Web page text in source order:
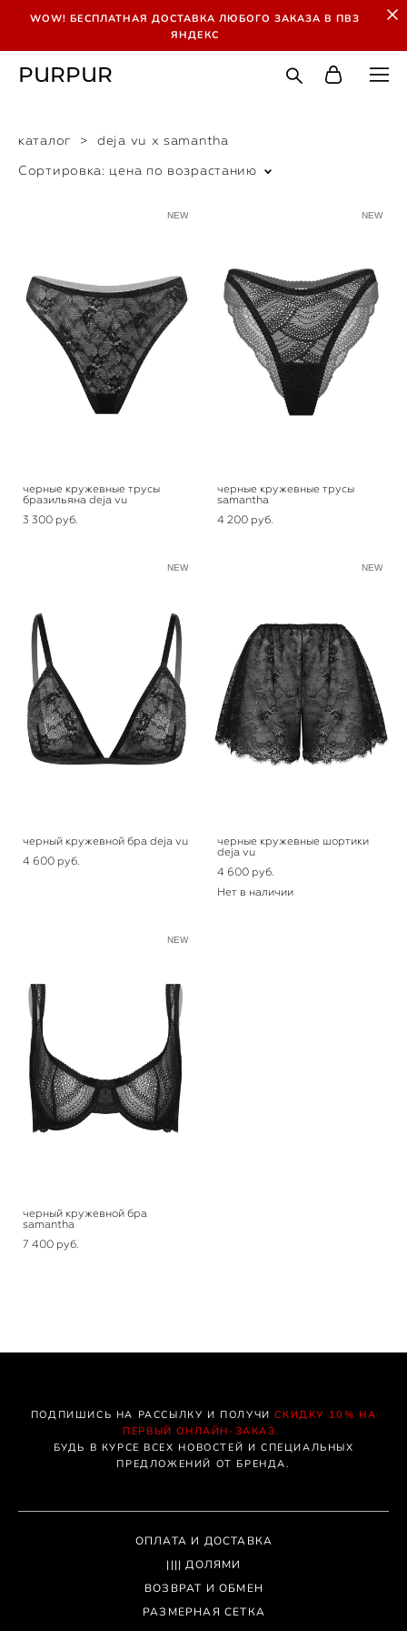
WOW! БЕСПЛАТНАЯ ДОСТАВКА ЛЮБОГО ЗАКАЗА В ПВЗ
ЯНДЕКС
PURPUR
каталог > deja vu x samantha
Сортировка: цена по возрастанию
NEW
черные кружевные трусы
бразильяна deja vu
3 300 pуб.
NEW
черные кружевные трусы
samantha
4 200 pуб.
NEW
черный кружевной бра deja vu
4 600 pуб.
NEW
черные кружевные шортики
deja vu
4 600 pуб.
Нет в наличии
NEW
черный кружевной бра
samantha
7 400 pуб.
ПОДПИШИСЬ НА РАССЫЛКУ И ПОЛУЧИСКИДКУ 10% НА
ПЕРВЫЙ ОНЛАЙН-ЗАКАЗ.
БУДЬ В КУРСЕ ВСЕХ НОВОСТЕЙ И СПЕЦИАЛЬНЫХ
ПРЕДЛОЖЕНИЙ ОТ БРЕНДА.
ОПЛАТА И ДОСТАВКА
|||| ДОЛЯМИ
ВОЗВРАТ И ОБМЕН
РАЗМЕРНАЯ СЕТКА